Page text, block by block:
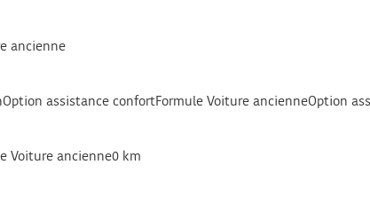
ancienne
assistance confortFormule Voiture ancienneOption
Voiture ancienne0 km